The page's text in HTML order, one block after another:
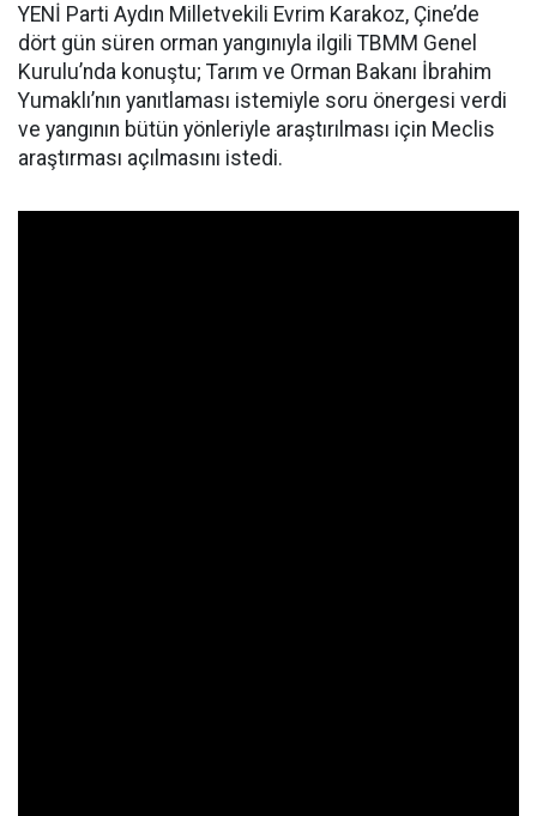
YENİ Parti Aydın Milletvekili Evrim Karakoz, Çine’de
dört gün süren orman yangınıyla ilgili TBMM Genel
Kurulu’nda konuştu; Tarım ve Orman Bakanı İbrahim
Yumaklı’nın yanıtlaması istemiyle soru önergesi verdi
ve yangının bütün yönleriyle araştırılması için Meclis
araştırması açılmasını istedi.